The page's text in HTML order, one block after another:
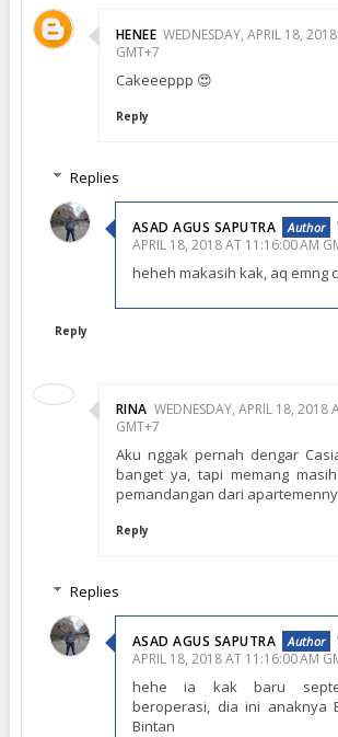
HENEE WEDNESDAY, APRIL 18,
GMT+7
Cakeeeppp 😍
Reply
Replies
ASAD AGUS SAPUTRA
APRIL 18, 2018 AT 11:16:00 AM
heheh makasih kak, aq emng
Reply
RINA WEDNESDAY, APRIL 18, 2018
GMT+7
Aku nggak pernah dengar
banget ya, tapi memang
pemandangan dari
Reply
Replies
ASAD AGUS SAPUTRA
APRIL 18, 2018 AT 11:16:00 AM
hehe ia kak baru
beroperasi, dia ini anaknya
Bintan